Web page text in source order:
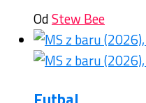
OdStew Bee